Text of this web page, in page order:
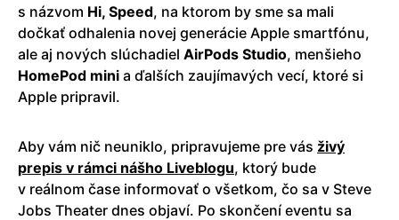
s názvom Hi, Speed, na ktorom by sme sa mali
dočkať odhalenia novej generácie Apple smartfónu,
ale aj nových slúchadiel AirPods Studio, menšieho
HomePod mini a ďalších zaujímavých vecí, ktoré si
Apple pripravil.
Aby vám nič neuniklo, pripravujeme pre vás živý
prepis v rámci nášho Liveblogu, ktorý bude
v reálnom čase informovať o všetkom, čo sa v Steve
Jobs Theater dnes objaví. Po skončení eventu sa